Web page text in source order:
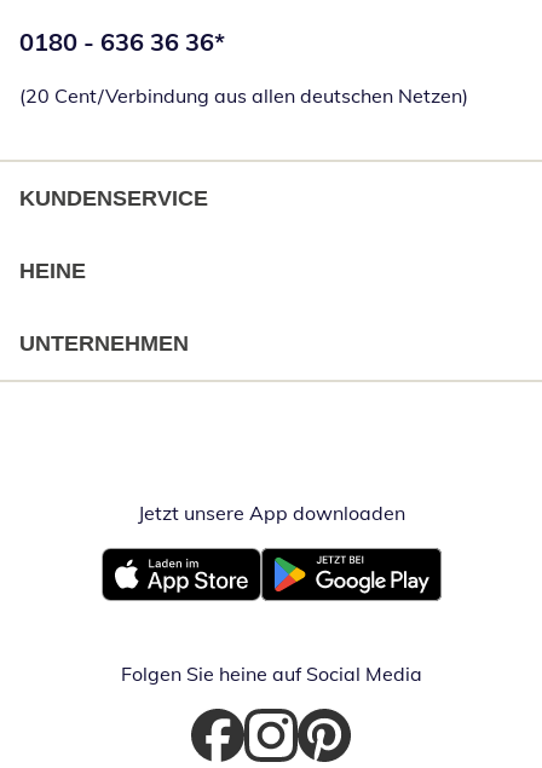
Telefonnummer:
0180 - 636 36 36*
(20 Cent/Verbindung aus allen deutschen Netzen)
KUNDENSERVICE
HEINE
UNTERNEHMEN
Jetzt unsere App downloadenÖffnet in
Öffnet in neuem FensterÖffnet in neuem Fenster
Folgen Sie heine auf Social Media
Öffnet in neuem Fenster
Öffnet in neuem Fenster
Öffnet in neuem Fenster